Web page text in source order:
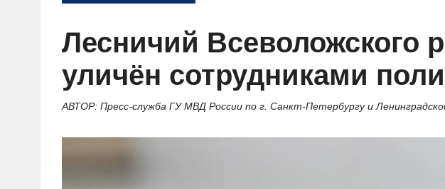
Лесничий Всеволожского
уличён сотрудниками
АВТОР: Пресс-служба ГУ МВД России по г. Санкт-Петербургу и